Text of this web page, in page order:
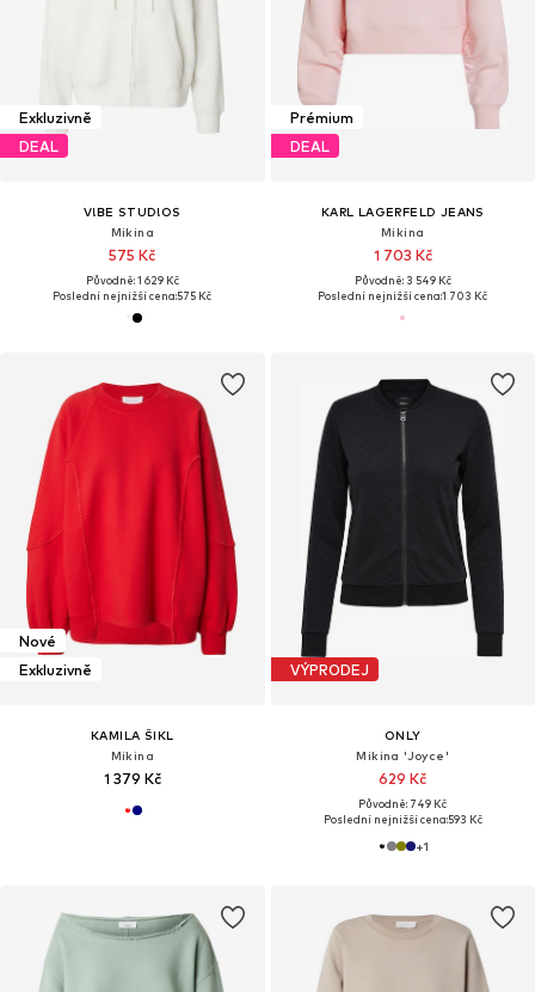
Exkluzivně
DEAL
V!BE STUD!OS
Mikina
575 Kč
Původně: 1 629 Kč
Poslední nejnižší cena:575 Kč
Prémium
DEAL
KARL LAGERFELD JEANS
Mikina
1 703 Kč
Původně: 3 549 Kč
Poslední nejnižší cena:1 703 Kč
Nové
Exkluzivně
KAMILA ŠIKL
Mikina
1 379 Kč
VÝPRODEJ
ONLY
Mikina 'Joyce'
629 Kč
Původně: 749 Kč
Poslední nejnižší cena:593 Kč
+1